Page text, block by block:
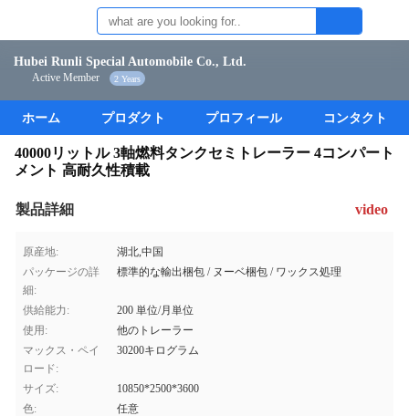
Hubei Runli Special Automobile Co., Ltd.
Active Member 2 Years
ホーム プロダクト プロフィール コンタクト
40000リットル 3軸燃料タンクセミトレーラー 4コンパート
メント 高耐久性積載
製品詳細 video
原産地:
湖北,中国
パッケージの詳
細:
標準的な輸出梱包 / ヌーベ梱包 / ワックス処理
供給能力:
200 単位/月単位
使用:
他のトレーラー
マックス・ペイ
ロード:
30200キログラム
サイズ:
10850*2500*3600
色:
任意